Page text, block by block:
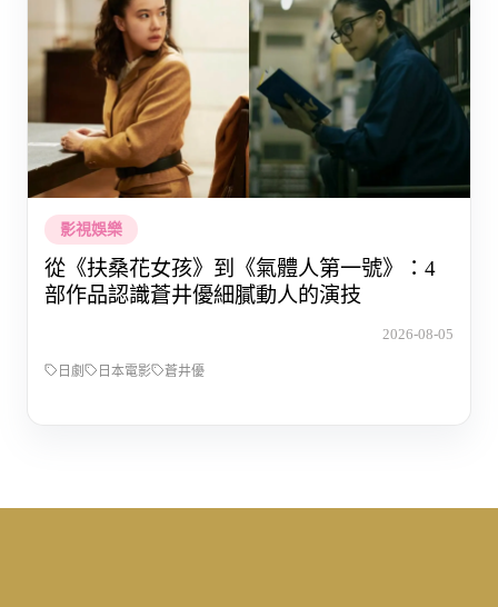
影視娛樂
從《扶桑花女孩》到《氣體人第一號》：4
部作品認識蒼井優細膩動人的演技
2026-08-05
日劇 日本電影 蒼井優